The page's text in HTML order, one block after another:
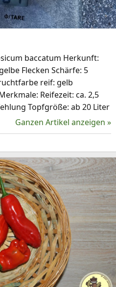
baccatum Herkunft:
Flecken Schärfe: 5
reif: gelb
Reifezeit: ca. 2,5
Topfgröße: ab 20 Liter
Ganzen Artikel anzeigen »